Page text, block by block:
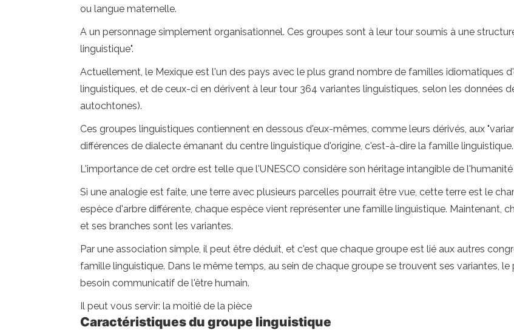
ou langue maternelle.
A un personnage simplement organisationnel. Ces groupes sont à leur tour soumis à une
linguistique".
Actuellement, le Mexique est l'un des pays avec le plus grand nombre de familles idiomatiques
linguistiques, et de ceux-ci en dérivent à leur tour 364 variantes linguistiques, selon les données
autochtones).
Ces groupes linguistiques contiennent en dessous d'eux-mêmes, comme leurs dérivés, aux
différences de dialecte émanant du centre linguistique d'origine, c'est-à-dire la famille linguistique.
L'importance de cet ordre est telle que l'UNESCO considère son héritage intangible de
Si une analogie est faite, une terre avec plusieurs parcelles pourrait être vue, cette terre est le
espèce d'arbre différente, chaque espèce vient représenter une famille linguistique. Maintenant,
et ses branches sont les variantes.
Par une association simple, il peut être déduit, et c'est que chaque groupe est lié aux autres
famille linguistique. Dans le même temps, au sein de chaque groupe se trouvent ses variantes,
besoin communicatif de l'être humain.
Il peut vous servir: la moitié de la pièce
Caractéristiques du groupe linguistique